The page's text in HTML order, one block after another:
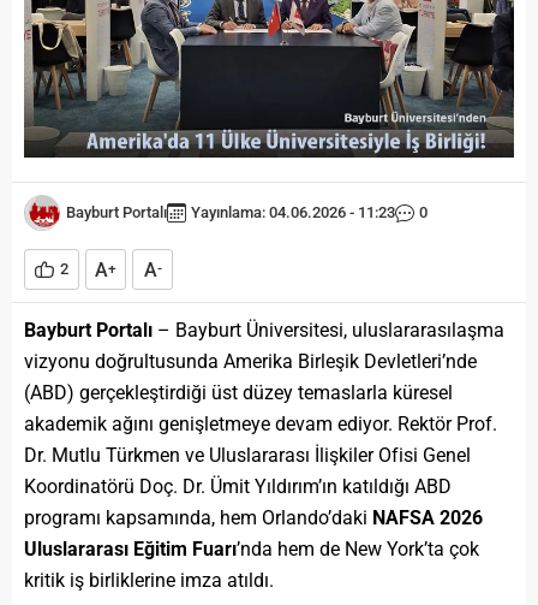
Bayburt Portalı Yayınlama: 04.06.2026 - 11:23 0
2 A+ A-
Bayburt Portalı – Bayburt Üniversitesi, uluslararasılaşma
vizyonu doğrultusunda Amerika Birleşik Devletleri’nde
(ABD) gerçekleştirdiği üst düzey temaslarla küresel
akademik ağını genişletmeye devam ediyor. Rektör Prof.
Dr. Mutlu Türkmen ve Uluslararası İlişkiler Ofisi Genel
Koordinatörü Doç. Dr. Ümit Yıldırım’ın katıldığı ABD
programı kapsamında, hem Orlando’daki NAFSA 2026
Uluslararası Eğitim Fuarı’nda hem de New York’ta çok
kritik iş birliklerine imza atıldı.